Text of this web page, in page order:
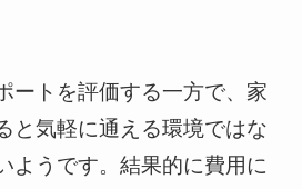
ートを評価する一方で、家
と気軽に通える環境ではな
ようです。結果的に費用に